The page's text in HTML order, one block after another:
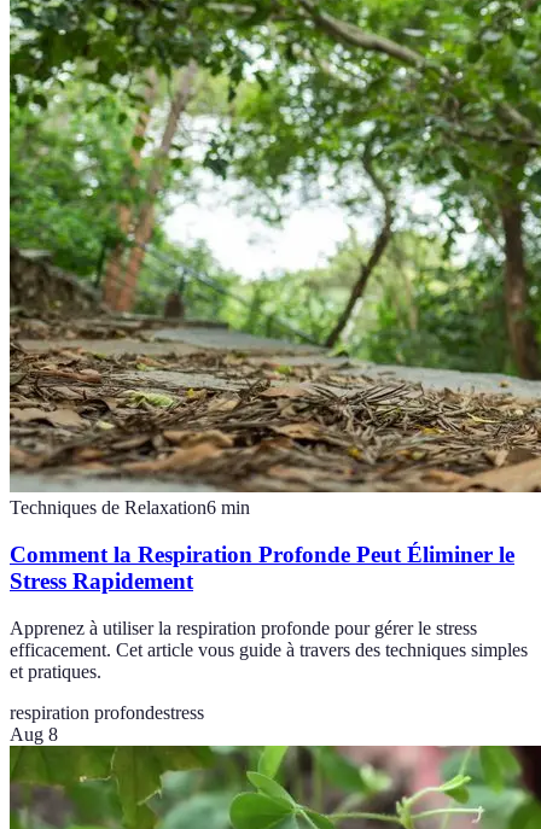
Techniques de Relaxation6 min
Comment la Respiration Profonde Peut Éliminer le
Stress Rapidement
Apprenez à utiliser la respiration profonde pour gérer le stress
efficacement. Cet article vous guide à travers des techniques simples
et pratiques.
respiration profondestress
Aug 8